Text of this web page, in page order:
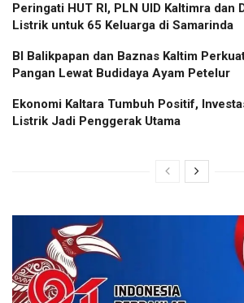
Peringati HUT RI, PLN UID Kaltimra dan
Listrik untuk 65 Keluarga di Samarinda
BI Balikpapan dan Baznas Kaltim
Pangan Lewat Budidaya Ayam Petelur
Ekonomi Kaltara Tumbuh Positif,
Listrik Jadi Penggerak Utama